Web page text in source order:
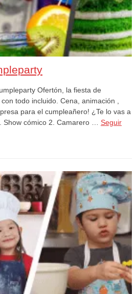
Ofertón, la fiesta de
todo incluido. Cena, animación ,
para el cumpleañero! ¿Te lo vas a
Show cómico 2. Camarero … Seguir